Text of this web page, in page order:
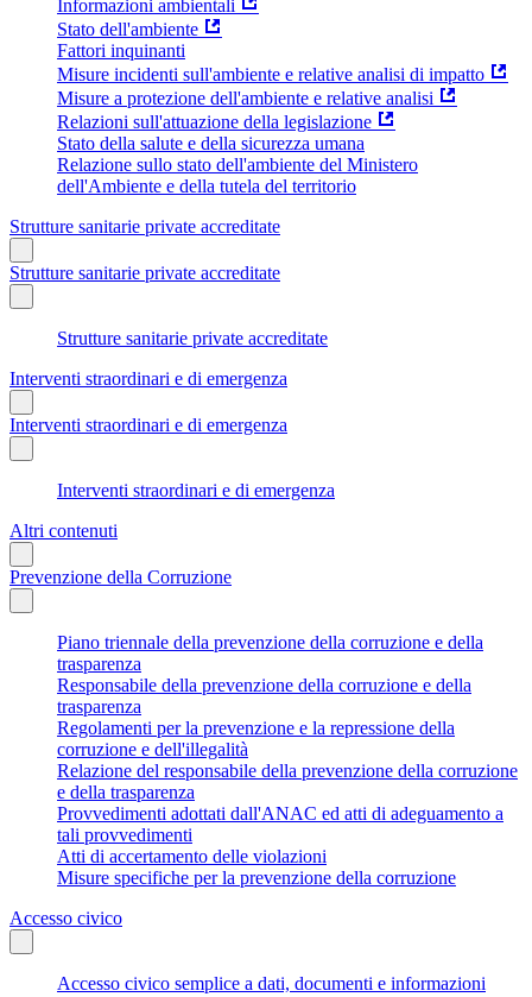
Informazioni ambientali
Stato dell'ambiente
Fattori inquinanti
Misure incidenti sull'ambiente e relative analisi di impatto
Misure a protezione dell'ambiente e relative analisi
Relazioni sull'attuazione della legislazione
Stato della salute e della sicurezza umana
Relazione sullo stato dell'ambiente del Ministero
dell'Ambiente e della tutela del territorio
Strutture sanitarie private accreditate
Strutture sanitarie private accreditate
Strutture sanitarie private accreditate
Interventi straordinari e di emergenza
Interventi straordinari e di emergenza
Interventi straordinari e di emergenza
Altri contenuti
Prevenzione della Corruzione
Piano triennale della prevenzione della corruzione e della
trasparenza
Responsabile della prevenzione della corruzione e della
trasparenza
Regolamenti per la prevenzione e la repressione della
corruzione e dell'illegalità
Relazione del responsabile della prevenzione della corruzione
e della trasparenza
Provvedimenti adottati dall'ANAC ed atti di adeguamento a
tali provvedimenti
Atti di accertamento delle violazioni
Misure specifiche per la prevenzione della corruzione
Accesso civico
Accesso civico semplice a dati, documenti e informazioni